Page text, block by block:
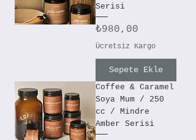
Serisi
Fiyat
₺980,00
Ücretsiz Kargo
Sepete Ekle
Coffee & Caramel
Soya Mum / 250
cc / Mindre
Amber Serisi